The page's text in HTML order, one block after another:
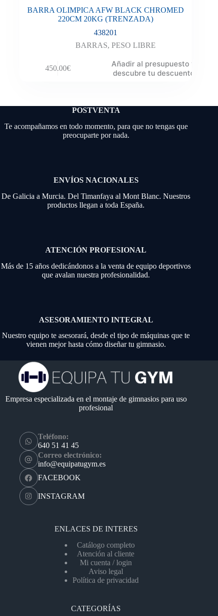
BARRA OLIMPICA AFW BLACK CHROMED
220CM 20KG (TRENZADA)
438201
BARRAS, PESO LIBRE
450.00€
Añadir al presupuesto y
descubre tu descuento
POSTVENTA
Te acompañamos en todo momento, para que no tengas que
preocuparte por nada.
ENVÍOS NACIONALES
De Galicia a Murcia. Del Timanfaya al Mont Blanc. Nuestros
productos llegan a toda España.
ATENCIÓN PROFESIONAL
Más de 15 años dedicándonos a la venta de equipo deportivos
que avalan nuestra profesionalidad.
ASESORAMIENTO INTEGRAL
Nuestro equipo te asesorará, desde el tipo de máquinas que te
vienen mejor hasta cómo diseñar tu gimnasio.
Empresa especializada en el montaje de gimnasios para uso
profesional
Teléfono:
640 51 41 45
Correo electrónico:
info@equipatugym.es
FACEBOOK
INSTAGRAM
ENLACES DE INTERES
Catálogo completo
Atención al cliente
Mi cuenta / login
Aviso legal
Política de privacidad
CATEGORÍAS